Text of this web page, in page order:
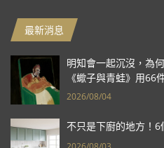
最新消息
明知會一起沉沒，為
《蠍子與青蛙》用66
2026/08/04
不只是下廚的地方！